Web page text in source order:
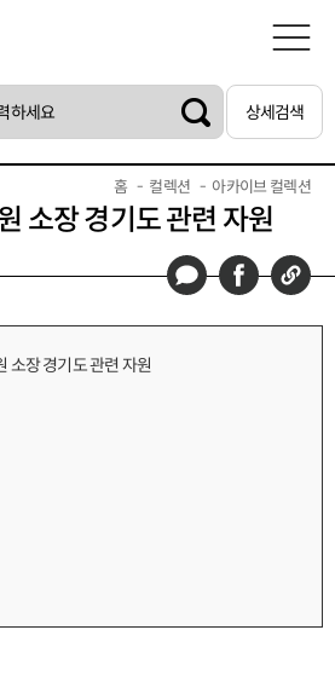
상세검색
홈 컬렉션 아카이브 컬렉션
소장 경기도 관련 자원
소장 경기도 관련 자원